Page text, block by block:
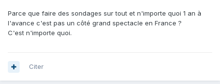
Parce que faire des sondages sur tout et n'importe quoi 1 an à
l'avance c'est pas un côté grand spectacle en France ?
C'est n'importe quoi.
Citer